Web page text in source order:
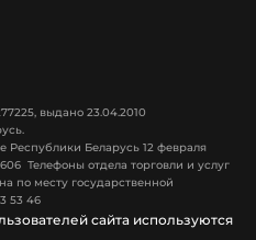
выдано 23.04.2010
Республики Беларусь 12 февраля
Телефоны отдела торговли и услуг
по месту государственной
53 46
сайта используются